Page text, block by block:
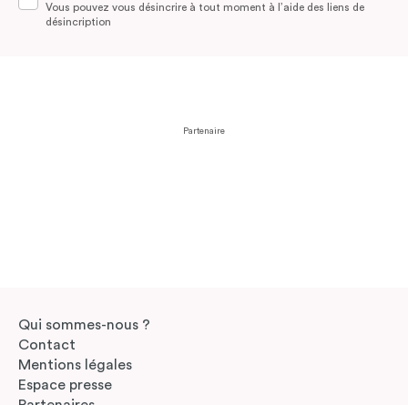
Vous pouvez vous désincrire à tout moment à l’aide des liens de
désincription
Partenaire
Qui sommes-nous ?
Contact
Mentions légales
Espace presse